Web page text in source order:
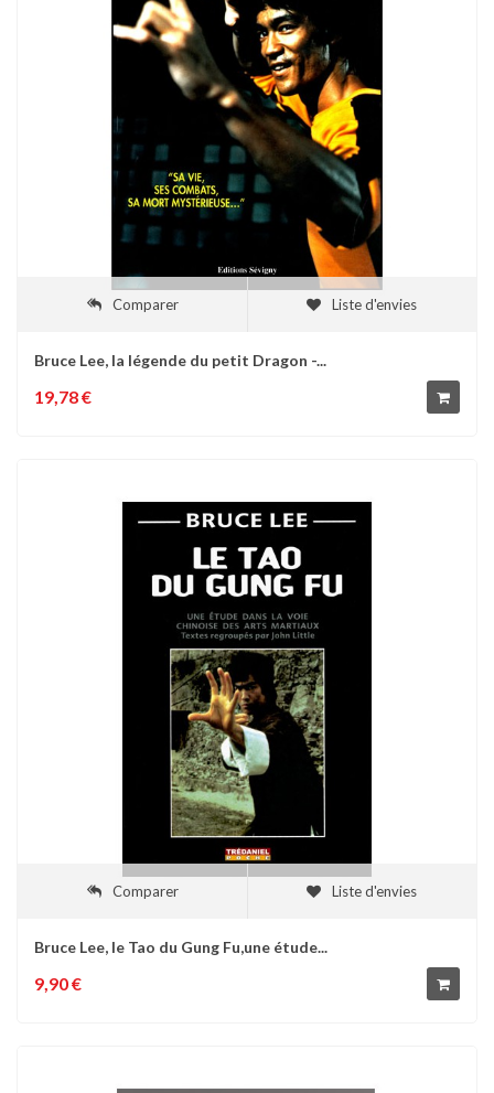
Comparer Liste d'envies
Bruce Lee, la légende du petit Dragon -...
19,78 €
Comparer Liste d'envies
Bruce Lee, le Tao du Gung Fu,une étude...
9,90 €